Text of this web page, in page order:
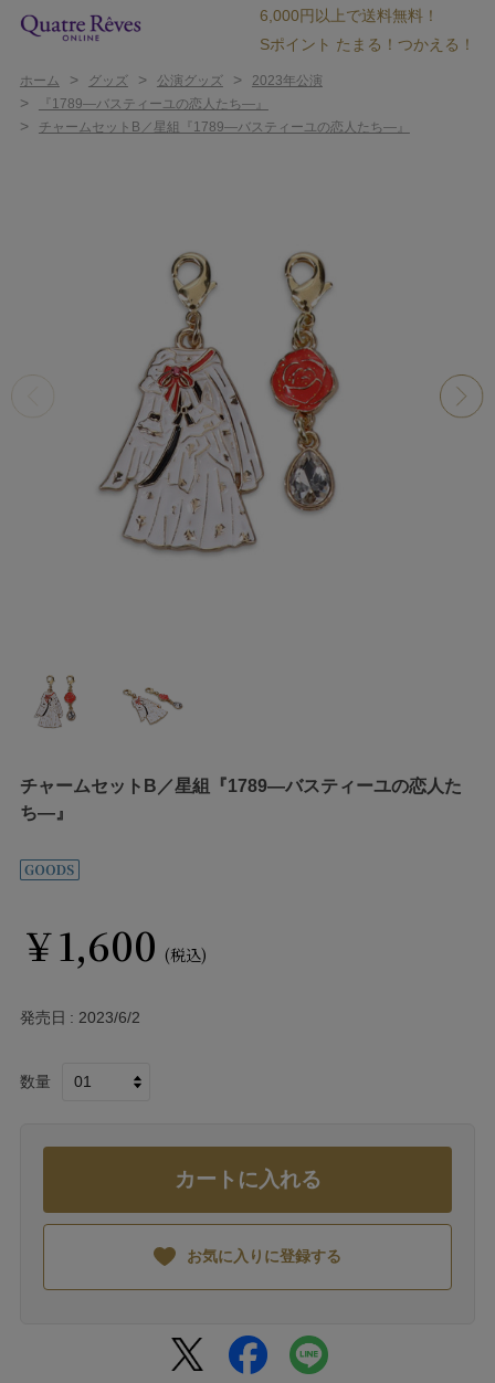
6,000円以上で送料無料！
Sポイント たまる！つかえる！
ホーム > グッズ > 公演グッズ > 2023年公演
> 『1789―バスティーユの恋人たち―』
> チャームセットB／星組『1789―バスティーユの恋人たち―』
チャームセットB／星組『1789―バスティーユの恋人た
ち―』
￥1,600 (税込)
発売日 2023/6/2
数量
カートに入れる
お気に入りに登録する